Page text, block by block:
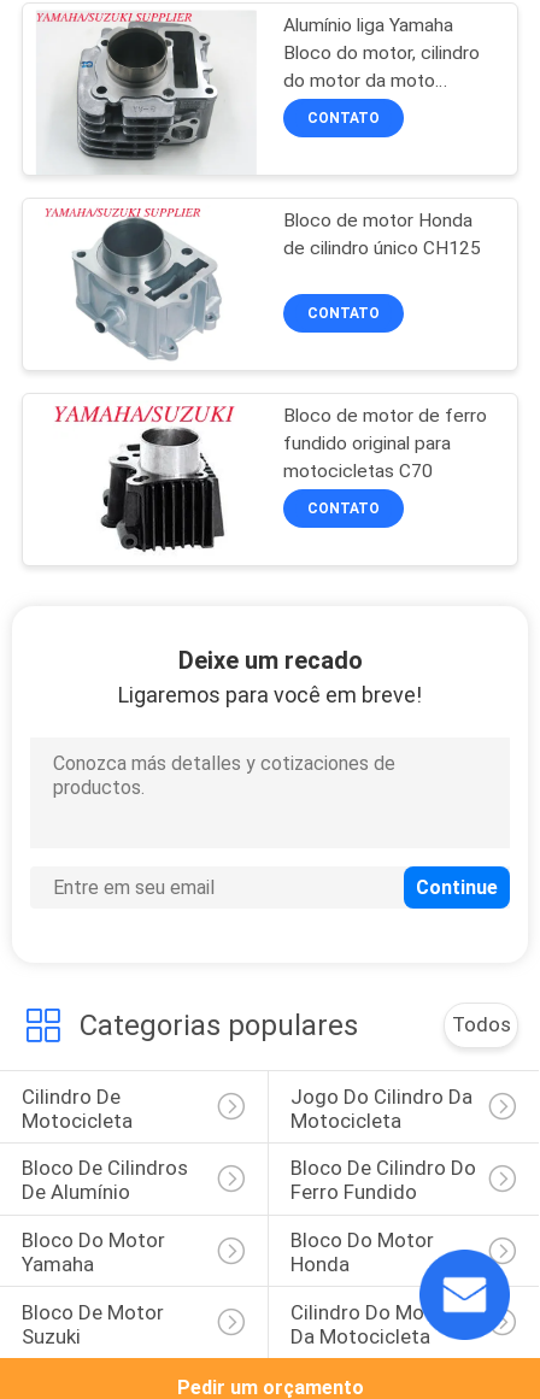
Alumínio liga Yamaha
Bloco do motor, cilindro
do motor da moto
arrefecido a ar
CONTATO
Bloco de motor Honda
de cilindro único CH125
CONTATO
Bloco de motor de ferro
fundido original para
motocicletas C70
CONTATO
Deixe um recado
Ligaremos para você em breve!
Categorias populares Todos
Cilindro De
Motocicleta
Jogo Do Cilindro Da
Motocicleta
Bloco De Cilindros
De Alumínio
Bloco De Cilindro Do
Ferro Fundido
Bloco Do Motor
Yamaha
Bloco Do Motor
Honda
Bloco De Motor
Suzuki
Cilindro Do Motor
Da Motocicleta
Pedir um orçamento